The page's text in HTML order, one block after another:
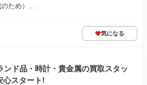
ため）...
気になる
ンド品・時計・貴金属の買取スタッ
心スタート!